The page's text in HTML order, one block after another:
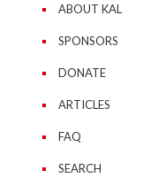
ABOUT KAL
SPONSORS
DONATE
ARTICLES
FAQ
SEARCH